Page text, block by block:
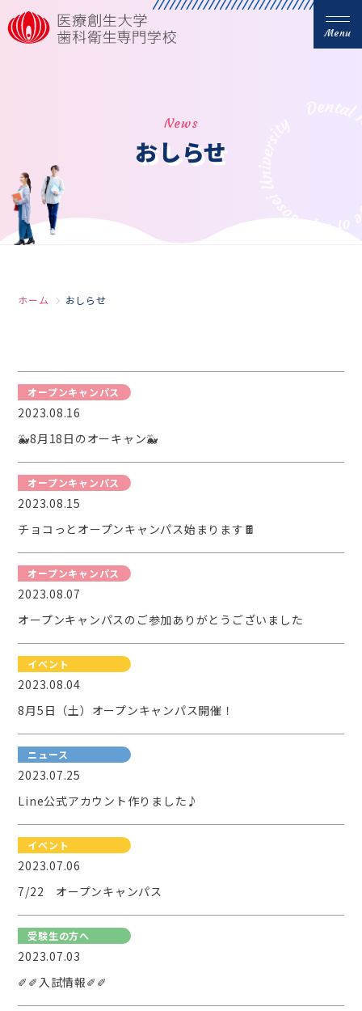
Menu
News
おしらせ
ホーム おしらせ
オープンキャンパス
2023.08.16
🐳8月18日のオーキャン🐳
オープンキャンパス
2023.08.15
チョコっとオープンキャンパス始まります🍫
オープンキャンパス
2023.08.07
オープンキャンパスのご参加ありがとうございました
イベント
2023.08.04
8月5日（土）オープンキャンパス開催！
ニュース
2023.07.25
Line公式アカウント作りました♪
イベント
2023.07.06
7/22 オープンキャンパス
受験生の方へ
2023.07.03
✐✐入試情報✐✐